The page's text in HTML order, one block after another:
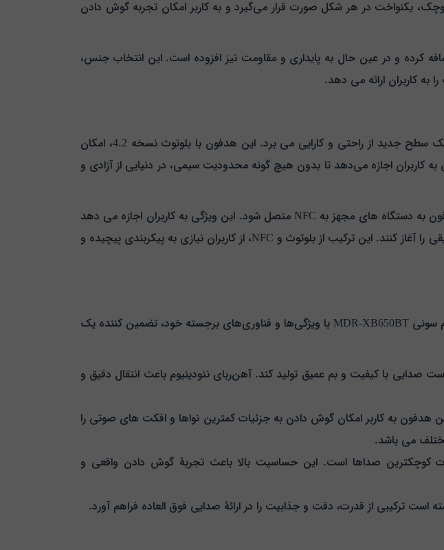
یکنواخت در هر شکل صورت قرار می‌گیرد و به کاربر امکان تجربه گوش دادن
کرده و در عین حال به پایداری و مقاومت نیز افزوده است. این انتخاب جنس،
به کاربران ارائه می‌ دهد.
هدفون بی‌سیم سونی MDR-XB650BT با فناوری اتصالات مدرن، تجربهٔ گوش دادن را به یک سطح جدید از راحتی و کارایی می‌ برد. این هدفون با بلوتوث نسخه 4.2، امکان
کاربران اجازه می‌دهد تا بدون هیچ گونه محدودیت سیمی، در دنیایی از آزادی و
همچنین، پشتیبانی از تکنولوژی NFC این امکان را فراهم می‌ کند که با یک لمس سریع، هدفون به دستگاه‌ های مجهز به NFC متصل شود. این ویژگی به کاربران اجازه می‌ دهد
که به سرعت و به سهولت اتصال برقرار کنند و بدون هیچ زحمتی، لحظاتی لذت‌بخش از موسیقی را آغاز کنند. این ترکیب از بلوتوث و NFC، از کاربران نیازی به پیکربندی پیچیده و
در جزئیاتی فنی که مستقیماً بر تجربهٔ گوش دادن به موسیقی تاثیر می گذارد، هدفون بی‌ سیم سونی MDR-XB650BT با ویژگی‌ها و فناوری‌های برجسته خود، تضمین کننده یک
است صدایی با کیفیت و بم عمیق تولید کند. آهن‌ربای نئودینیوم باعث انتقال دقیق و
و پاسخ فرکانسی از 20 هرتز تا 20 کیلوهرتز، این هدفون به کاربر امکان گوش دادن به جزئیات کمترین نواها و افکت‌ های صوتی را
می‌ باشد.
کوچکترین صداها است. این حساسیت بالا باعث تجربهٔ گوش دادن واقعی و